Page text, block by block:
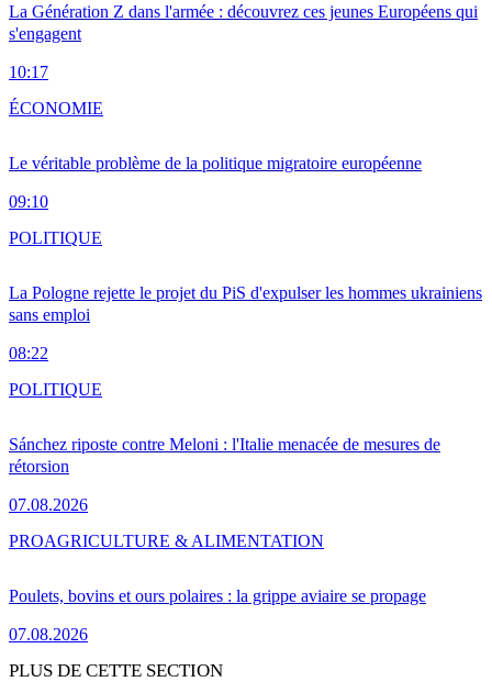
La Génération Z dans l'armée : découvrez ces jeunes Européens qui
s'engagent
10:17
Le véritable problème de la politique migratoire européenne
09:10
ÉCONOMIE
La Pologne rejette le projet du PiS d'expulser les hommes ukrainiens
sans emploi
08:22
POLITIQUE
Sánchez riposte contre Meloni : l'Italie menacée de mesures de
rétorsion
07.08.2026
POLITIQUE
Poulets, bovins et ours polaires : la grippe aviaire se propage
07.08.2026
PROAGRICULTURE & ALIMENTATION
PLUS DE CETTE SECTION